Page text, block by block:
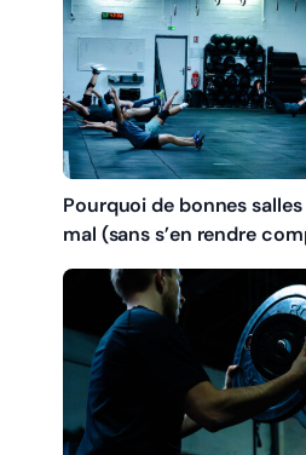
Pourquoi de bonnes
mal (sans s’en rendre